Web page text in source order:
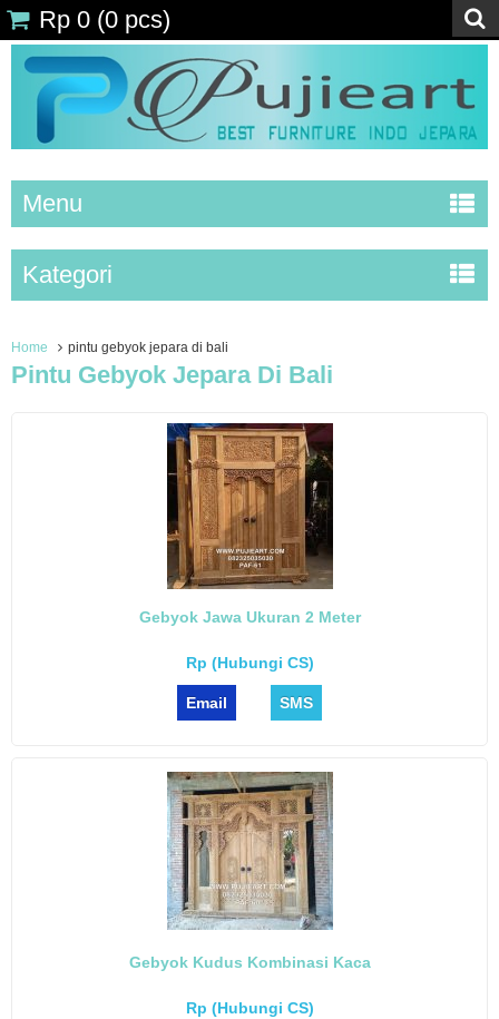
Rp 0 (0 pcs)
Menu
Kategori
Home pintu gebyok jepara di bali
Pintu Gebyok Jepara Di Bali
Gebyok Jawa Ukuran 2 Meter
Rp (Hubungi CS)
Email SMS
Gebyok Kudus Kombinasi Kaca
Rp (Hubungi CS)